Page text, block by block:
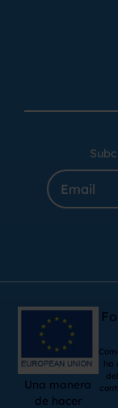
Una manera
de hacer
ha